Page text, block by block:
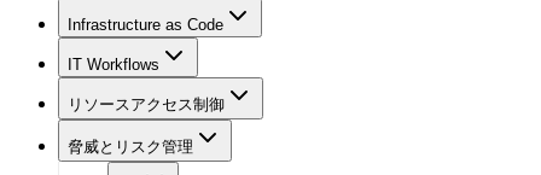
Infrastructure as Code
IT Workflows
リソースアクセス制御
脅威とリスク管理